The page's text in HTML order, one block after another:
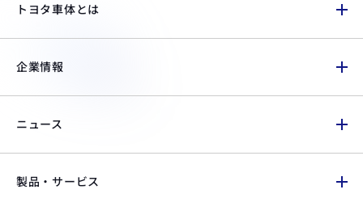
トヨタ車体とは
企業情報
ニュース
製品・サービス